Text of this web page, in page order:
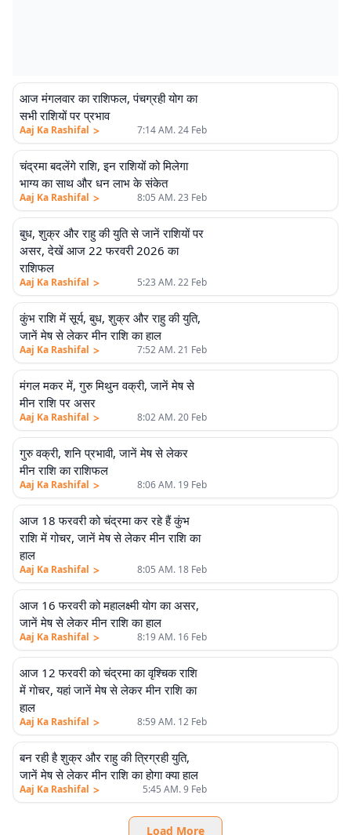
आज मंगलवार का राशिफल, पंचग्रही योग का
सभी राशियों पर प्रभाव
Aaj Ka Rashifal > 7:14 AM. 24 Feb
चंद्रमा बदलेंगे राशि, इन राशियों को मिलेगा
भाग्य का साथ और धन लाभ के संकेत
Aaj Ka Rashifal > 8:05 AM. 23 Feb
बुध, शुक्र और राहु की युति से जानें राशियों पर
असर, देखें आज 22 फरवरी 2026 का
राशिफल
Aaj Ka Rashifal > 5:23 AM. 22 Feb
कुंभ राशि में सूर्य, बुध, शुक्र और राहु की युति,
जानें मेष से लेकर मीन राशि का हाल
Aaj Ka Rashifal > 7:52 AM. 21 Feb
मंगल मकर में, गुरु मिथुन वक्री, जानें मेष से
मीन राशि पर असर
Aaj Ka Rashifal > 8:02 AM. 20 Feb
गुरु वक्री, शनि प्रभावी, जानें मेष से लेकर
मीन राशि का राशिफल
Aaj Ka Rashifal > 8:06 AM. 19 Feb
आज 18 फरवरी को चंद्रमा कर रहे हैं कुंभ
राशि में गोचर, जानें मेष से लेकर मीन राशि का
हाल
Aaj Ka Rashifal > 8:05 AM. 18 Feb
आज 16 फरवरी को महालक्ष्मी योग का असर,
जानें मेष से लेकर मीन राशि का हाल
Aaj Ka Rashifal > 8:19 AM. 16 Feb
आज 12 फरवरी को चंद्रमा का वृश्चिक राशि
में गोचर, यहां जानें मेष से लेकर मीन राशि का
हाल
Aaj Ka Rashifal > 8:59 AM. 12 Feb
बन रही है शुक्र और राहु की त्रिग्रही युति,
जानें मेष से लेकर मीन राशि का होगा क्या हाल
Aaj Ka Rashifal > 5:45 AM. 9 Feb
Load More